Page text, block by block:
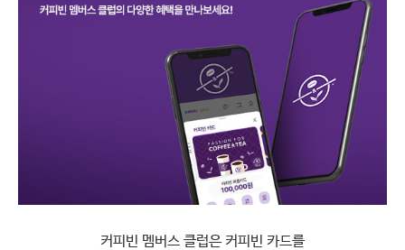
커피빈 멤버스 클럽은 커피빈 카드를